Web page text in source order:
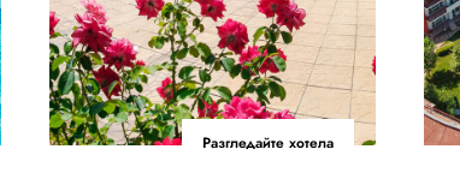
Разгледайте хотела